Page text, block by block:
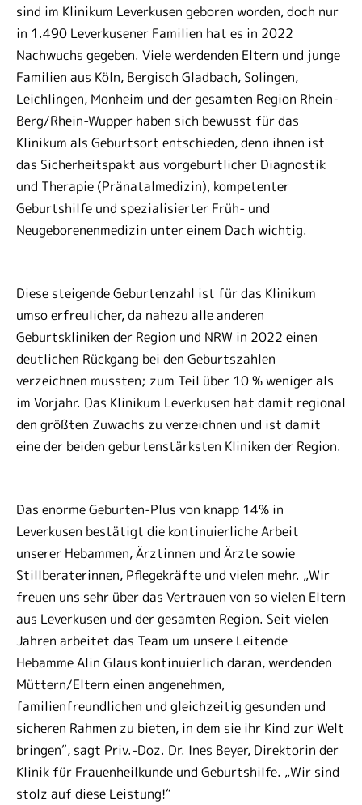
sind im Klinikum Leverkusen geboren worden, doch nur
in 1.490 Leverkusener Familien hat es in 2022
Nachwuchs gegeben. Viele werdenden Eltern und junge
Familien aus Köln, Bergisch Gladbach, Solingen,
Leichlingen, Monheim und der gesamten Region Rhein-
Berg/Rhein-Wupper haben sich bewusst für das
Klinikum als Geburtsort entschieden, denn ihnen ist
das Sicherheitspakt aus vorgeburtlicher Diagnostik
und Therapie (Pränatalmedizin), kompetenter
Geburtshilfe und spezialisierter Früh- und
Neugeborenenmedizin unter einem Dach wichtig.
Diese steigende Geburtenzahl ist für das Klinikum
umso erfreulicher, da nahezu alle anderen
Geburtskliniken der Region und NRW in 2022 einen
deutlichen Rückgang bei den Geburtszahlen
verzeichnen mussten; zum Teil über 10 % weniger als
im Vorjahr. Das Klinikum Leverkusen hat damit regional
den größten Zuwachs zu verzeichnen und ist damit
eine der beiden geburtenstärksten Kliniken der Region.
Das enorme Geburten-Plus von knapp 14% in
Leverkusen bestätigt die kontinuierliche Arbeit
unserer Hebammen, Ärztinnen und Ärzte sowie
Stillberaterinnen, Pflegekräfte und vielen mehr. „Wir
freuen uns sehr über das Vertrauen von so vielen Eltern
aus Leverkusen und der gesamten Region. Seit vielen
Jahren arbeitet das Team um unsere Leitende
Hebamme Alin Glaus kontinuierlich daran, werdenden
Müttern/Eltern einen angenehmen,
familienfreundlichen und gleichzeitig gesunden und
sicheren Rahmen zu bieten, in dem sie ihr Kind zur Welt
bringen“, sagt Priv.-Doz. Dr. Ines Beyer, Direktorin der
Klinik für Frauenheilkunde und Geburtshilfe. „Wir sind
stolz auf diese Leistung!“